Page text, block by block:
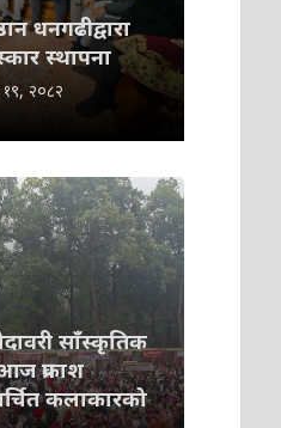
धनगढीद्वारा
स्थापना
२०८२
साँस्कृतिक
प्रकाश
कलाकारको